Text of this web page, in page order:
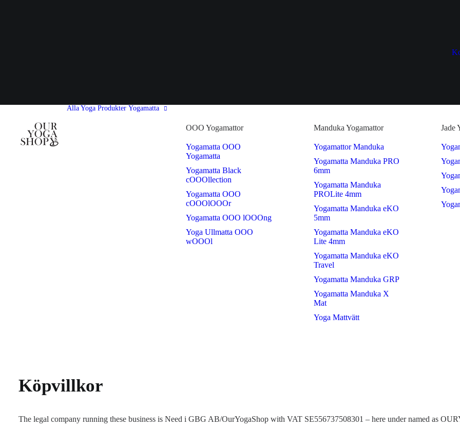
Alla Yoga Produkter Yogamatta
OOO Yogamattor
Yogamatta OOO
Yogamatta
Yogamatta Black
cOOOllection
Yogamatta OOO
cOOOlOOOr
Yogamatta OOO lOOOng
Yoga Ullmatta OOO
wOOOl
Manduka Yogamattor
Yogamattor Manduka
Yogamatta Manduka PRO
6mm
Yogamatta Manduka
PROLite 4mm
Yogamatta Manduka eKO
5mm
Yogamatta Manduka eKO
Lite 4mm
Yogamatta Manduka eKO
Travel
Yogamatta Manduka GRP
Yogamatta Manduka X
Mat
Yoga Mattvätt
Jade
Köpvillkor
The legal company running these business is Need i GBG AB/OurYogaShop with VAT SE556737508301 – here under named as